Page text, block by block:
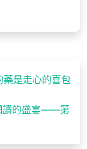
藥是走心的喜包
讀的盛宴——第